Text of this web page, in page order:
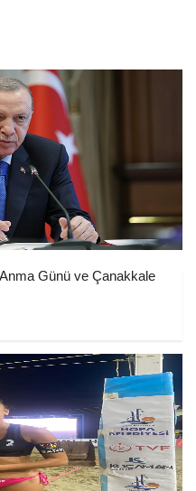
Günü ve Çanakkale